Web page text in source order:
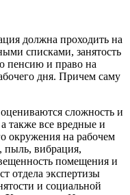
должна проходить на
списками, занятость
пенсию и право на
дня. Причем саму
сложность и
также все вредные и
окружения на рабочем
вибрация,
помещения и
отдела экспертизы
и социальной